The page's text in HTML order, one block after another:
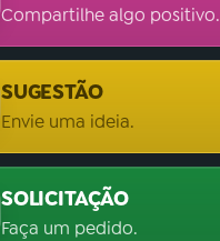
Compartilhe algo positivo.
SUGESTÃO
Envie uma ideia.
SOLICITAÇÃO
Faça um pedido.